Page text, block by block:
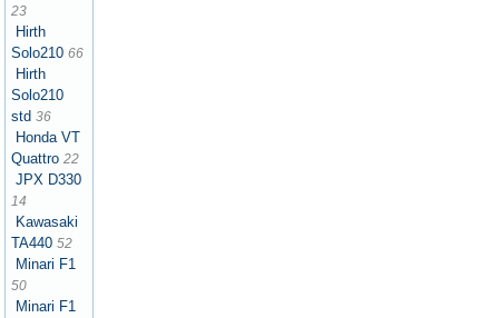
23
Hirth
Solo210 66
Hirth
Solo210
std 36
Honda VT
Quattro 22
JPX D330
14
Kawasaki
TA440 52
Minari F1
50
Minari F1